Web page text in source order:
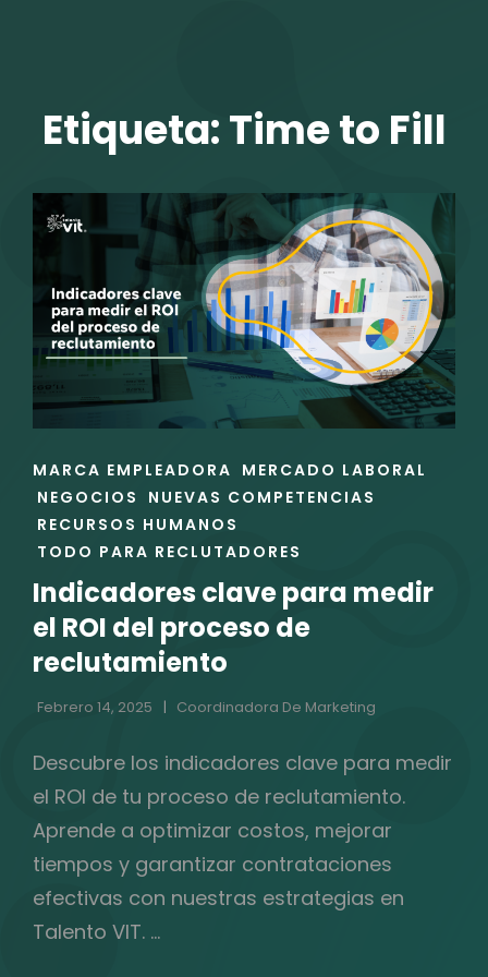
Etiqueta:Time to Fill
ENLACES
DE
LAS
CATEGORÍAS
MARCA EMPLEADORA MERCADO LABORAL
NEGOCIOS
NUEVAS COMPETENCIAS
RECURSOS HUMANOS
TODO PARA RECLUTADORES
Indicadores clave para medir
el ROI del proceso de
reclutamiento
Febrero 14, 2025 Coordinadora De Marketing
Descubre los indicadores clave para medir
el ROI de tu proceso de reclutamiento.
Aprende a optimizar costos, mejorar
tiempos y garantizar contrataciones
efectivas con nuestras estrategias en
Talento VIT. …